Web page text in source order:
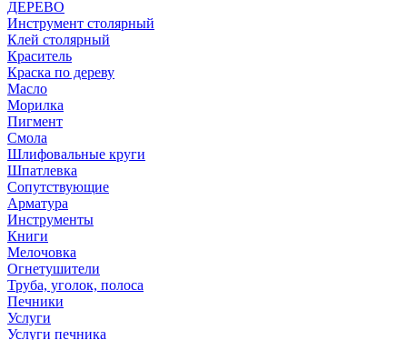
ДЕРЕВО
Инструмент столярный
Клей столярный
Краситель
Краска по дереву
Масло
Морилка
Пигмент
Смола
Шлифовальные круги
Шпатлевка
Сопутствующие
Арматура
Инструменты
Книги
Мелочовка
Огнетушители
Труба, уголок, полоса
Печники
Услуги
Услуги печника